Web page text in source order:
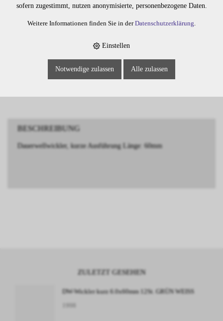
Art. Nr:
1998
Wiederbeschaffungsdauer auf Anfrage.
Die Preise sind erst nach dem
Login sichtbar. Bitte loggen Sie
sich ein oder registrieren Sie sich.
Merken
BESCHREIBUNG
Dauerwellwickler, kurze Ausführung Länge: 60mm
ZULETZT GESEHEN
DW-Wickler kurz 6.0x60mm 12St. GRÜN WEISS
sofern zugestimmt, nutzen anonymisierte, personenbezogene Daten.
Weitere Informationen finden Sie in derDatenschutzerklärung
Einstellen
Notwendige zulassen Alle zulassen